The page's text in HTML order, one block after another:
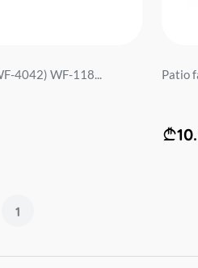
4042) WF-118... Patio
1